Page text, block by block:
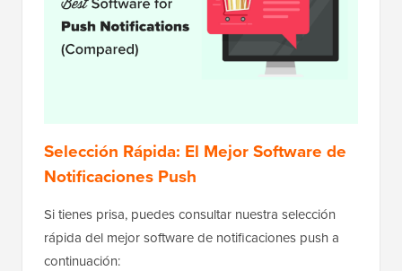
Selección Rápida: El Mejor Software de
Notificaciones Push
Si tienes prisa, puedes consultar nuestra selección
rápida del mejor software de notificaciones push a
continuación: